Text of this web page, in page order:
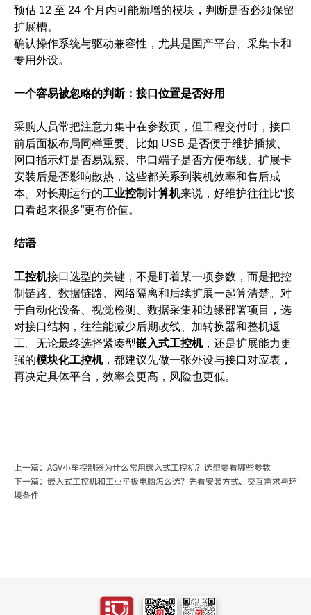
预估 12 至 24 个月内可能新增的模块，判断是否必须保留
扩展槽。
确认操作系统与驱动兼容性，尤其是国产平台、采集卡和
专用外设。
一个容易被忽略的判断：接口位置是否好用
采购人员常把注意力集中在参数页，但工程交付时，接口
前后面板布局同样重要。比如 USB 是否便于维护插拔、
网口指示灯是否易观察、串口端子是否方便布线、扩展卡
安装后是否影响散热，这些都关系到装机效率和售后成
本。对长期运行的工业控制计算机来说，好维护往往比“接
口看起来很多”更有价值。
结语
工控机接口选型的关键，不是盯着某一项参数，而是把控
制链路、数据链路、网络隔离和后续扩展一起算清楚。对
于自动化设备、视觉检测、数据采集和边缘部署项目，选
对接口结构，往往能减少后期改线、加转换器和整机返
工。无论最终选择紧凑型嵌入式工控机，还是扩展能力更
强的模块化工控机，都建议先做一张外设与接口对应表，
再决定具体平台，效率会更高，风险也更低。
上一篇：AGV小车控制器为什么常用嵌入式工控机？选型要看哪些参数
下一篇：嵌入式工控机和工业平板电脑怎么选？先看安装方式、交互需求与环
境条件